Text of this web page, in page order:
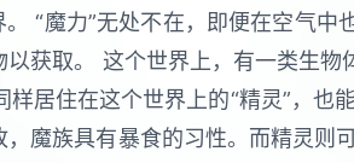
“魔力”无处不在，即便在空气中
获取。 这个世界上，有一类生物
居住在这个世界上的“精灵”，
魔族具有暴食的习性。而精灵则